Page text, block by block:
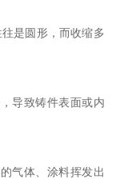
是圆形，而收缩多
导致铸件表面或内
气体、涂料挥发出